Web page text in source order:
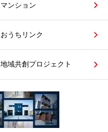
マンション
おうちリンク
地域共創プロジェクト